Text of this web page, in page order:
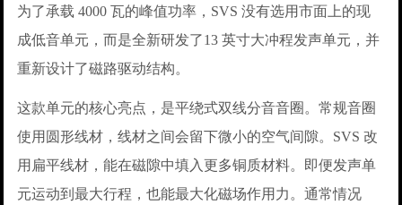
为了承载 4000 瓦的峰值功率，SVS 没有选用市面上的现
成低音单元，而是全新研发了13 英寸大冲程发声单元，并
重新设计了磁路驱动结构。
这款单元的核心亮点，是平绕式双线分音音圈。常规音圈
使用圆形线材，线材之间会留下微小的空气间隙。SVS 改
用扁平线材，能在磁隙中填入更多铜质材料。即便发声单
元运动到最大行程，也能最大化磁场作用力。通常情况